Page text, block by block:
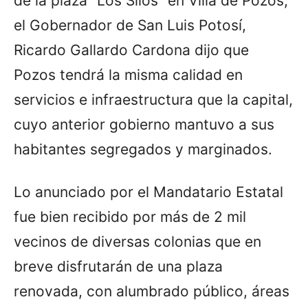
el Gobernador de San Luis Potosí,
Ricardo Gallardo Cardona dijo que
Pozos tendrá la misma calidad en
servicios e infraestructura que la capital,
cuyo anterior gobierno mantuvo a sus
habitantes segregados y marginados.
Lo anunciado por el Mandatario Estatal
fue bien recibido por más de 2 mil
vecinos de diversas colonias que en
breve disfrutarán de una plaza
renovada, con alumbrado público, áreas